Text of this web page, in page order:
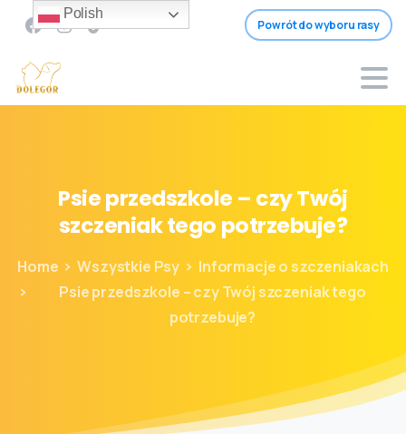
Powrót do wyboru rasy
Psieprzedszkole – czyTwój
szczeniaktego potrzebuje?
Home Wszystkie Psy
Informacje o szczeniakach
Psie przedszkole – czy Twój szczeniak tego
potrzebuje?
Polish